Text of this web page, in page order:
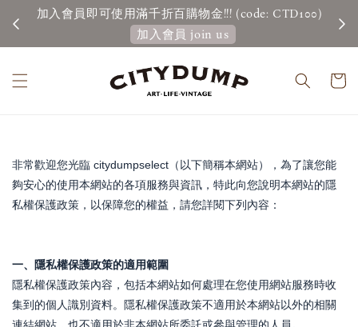
加入會員即可使用滿千折百購物金!!! (code: CTD100)
加入會員 join us
非常歡迎您光臨 citydumpselect（以下簡稱本網站），為了讓您能
夠安心的使用本網站的各項服務與資訊，特此向您說明本網站的隱
私權保護政策，以保障您的權益，請您詳閱下列內容：
一、隱私權保護政策的適用範圍
隱私權保護政策內容，包括本網站如何處理在您使用網站服務時收
集到的個人識別資料。隱私權保護政策不適用於本網站以外的相關
連結網站，也不適用於非本網站所委託或參與管理的人員。